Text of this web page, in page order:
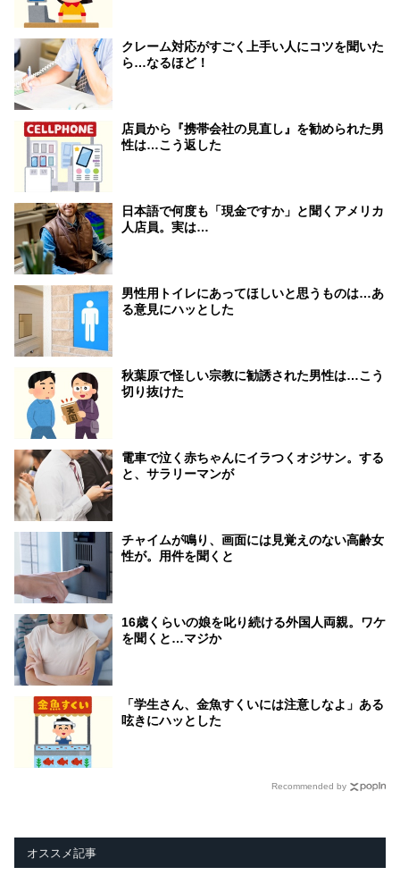
クレーム対応がすごく上手い人にコツを聞いた
ら…なるほど！
店員から『携帯会社の見直し』を勧められた男
性は…こう返した
日本語で何度も「現金ですか」と聞くアメリカ
人店員。実は…
男性用トイレにあってほしいと思うものは…あ
る意見にハッとした
秋葉原で怪しい宗教に勧誘された男性は…こう
切り抜けた
電車で泣く赤ちゃんにイラつくオジサン。する
と、サラリーマンが
チャイムが鳴り、画面には見覚えのない高齢女
性が。用件を聞くと
16歳くらいの娘を叱り続ける外国人両親。ワケ
を聞くと…マジか
「学生さん、金魚すくいには注意しなよ」ある
呟きにハッとした
Recommended by
オススメ記事